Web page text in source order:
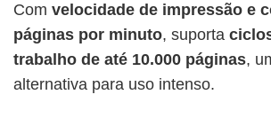
Com velocidade de impressão e
páginas por minuto, suporta
trabalho de até 10.000 páginas,
alternativa para uso intenso.